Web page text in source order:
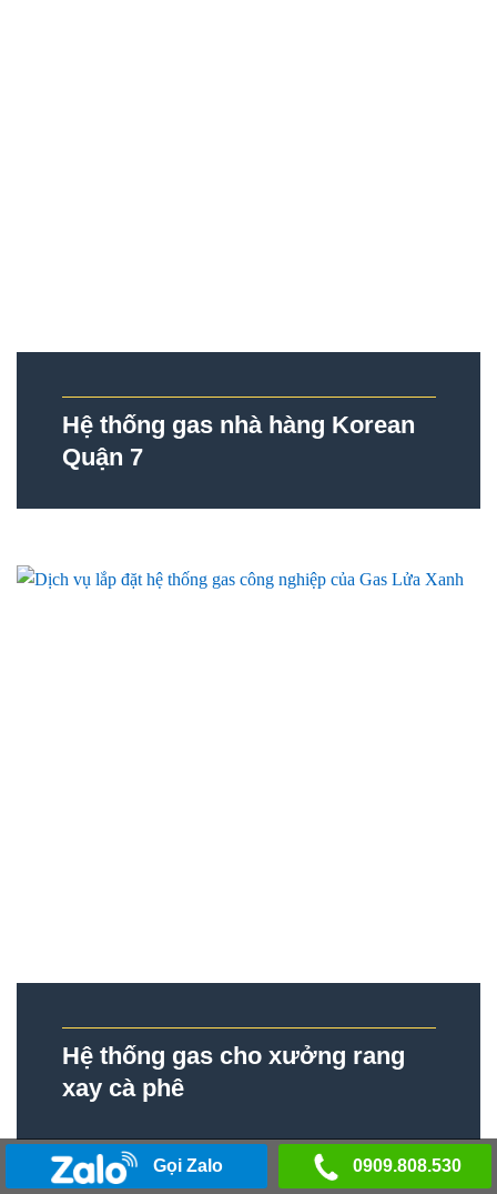
Hệ thống gas nhà hàng Korean
Quận 7
Hệ thống gas cho xưởng rang
xay cà phê
Gọi Zalo 0909.808.530